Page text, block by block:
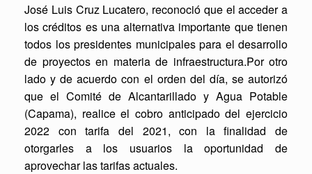
José Luis Cruz Lucatero, reconoció que el acceder a
los créditos es una alternativa importante que tienen
todos los presidentes municipales para el desarrollo
de proyectos en materia de infraestructura.Por otro
lado y de acuerdo con el orden del día, se autorizó
que el Comité de Alcantarillado y Agua Potable
(Capama), realice el cobro anticipado del ejercicio
2022 con tarifa del 2021, con la finalidad de
otorgarles a los usuarios la oportunidad de
aprovechar las tarifas actuales.